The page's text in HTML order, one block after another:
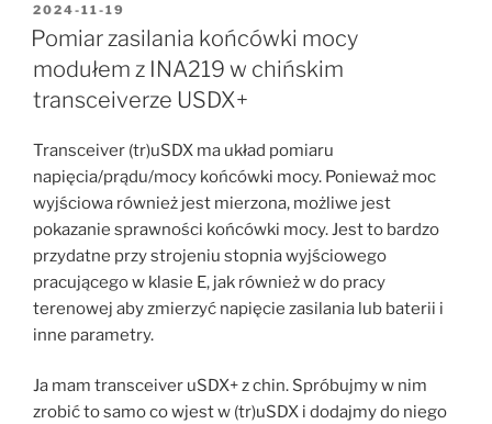
POSTED
ON
2024-11-19
Pomiar zasilania końcówki mocy
modułem z INA219 w chińskim
transceiverze USDX+
Transceiver (tr)uSDX ma układ pomiaru
napięcia/prądu/mocy końcówki mocy. Ponieważ moc
wyjściowa również jest mierzona, możliwe jest
pokazanie sprawności końcówki mocy. Jest to bardzo
przydatne przy strojeniu stopnia wyjściowego
pracującego w klasie E, jak również w do pracy
terenowej aby zmierzyć napięcie zasilania lub baterii i
inne parametry.
Ja mam transceiver uSDX+ z chin. Spróbujmy w nim
zrobić to samo co wjest w (tr)uSDX i dodajmy do niego